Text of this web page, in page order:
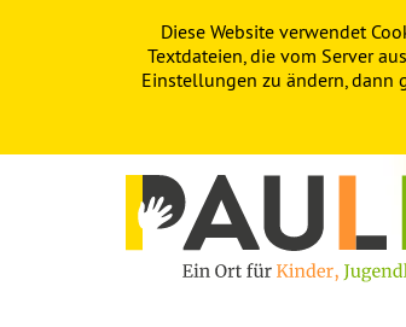
PAULINE KITA
Diese Website verwendet
Textdateien, die vom Server
Einstellungen zu ändern, dann